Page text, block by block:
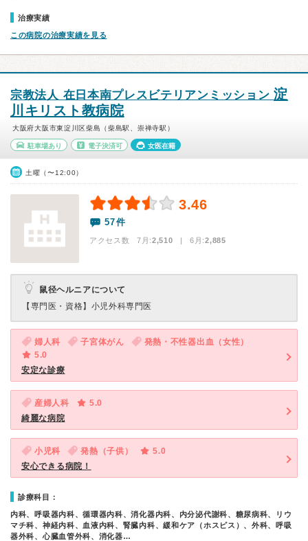
治療実績
この病院の治療実績を見る
宗教法人 在日本南プレスビテリアンミッション淀
川キリスト教病院
大阪府大阪市東淀川区柴島（柴島駅、崇禅寺駅）
駐車場あり 電子決済可 女医在籍
土曜（〜12:00）
3.46
57件
アクセス数 7月:2,510 | 6月:2,885
鼠径ヘルニアについて
【専門医・資格】 小児外科専門医
婦人科 子宮体がん
発熱・不性器出血（女性）
5.0
安定な診療
産婦人科
5.0
綺麗な病院
小児科 発熱（子供）
5.0
安心できる病院！
診療科目：
内科、呼吸器内科、循環器内科、消化器内科、内分泌代謝科、糖尿病科、リウ
マチ科、神経内科、血液内科、腎臓内科、緩和ケア（ホスピス）、外科、呼吸
器外科、心臓血管外科、消化器…